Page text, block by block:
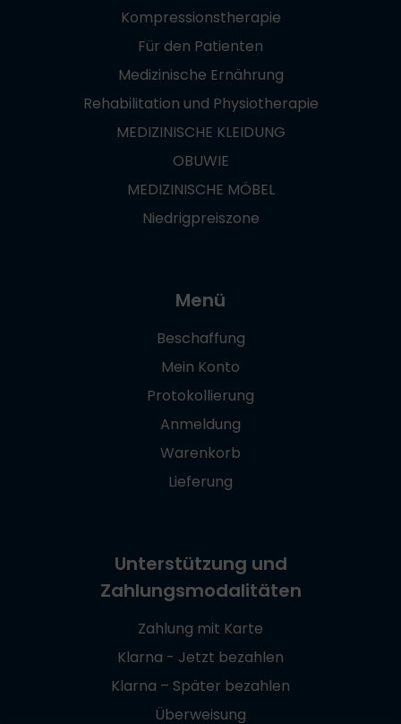
Kompressionstherapie
Für den Patienten
Medizinische Ernährung
Rehabilitation und Physiotherapie
MEDIZINISCHE KLEIDUNG
OBUWIE
MEDIZINISCHE MÖBEL
Niedrigpreiszone
Menü
Beschaffung
Mein Konto
Protokollierung
Anmeldung
Warenkorb
Lieferung
Unterstützung und
Zahlungsmodalitäten
Zahlung mit Karte
Klarna - Jetzt bezahlen
Klarna – Später bezahlen
Überweisung